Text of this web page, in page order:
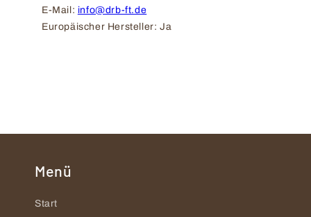
E-Mail: info@drb-ft.de
Europäischer Hersteller: Ja
Menü
Start